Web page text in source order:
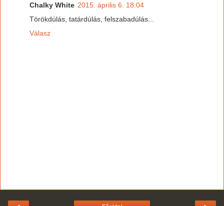
Chalky White 2015. április 6. 18:04
Törökdúlás, tatárdúlás, felszabadúlás...
Válasz